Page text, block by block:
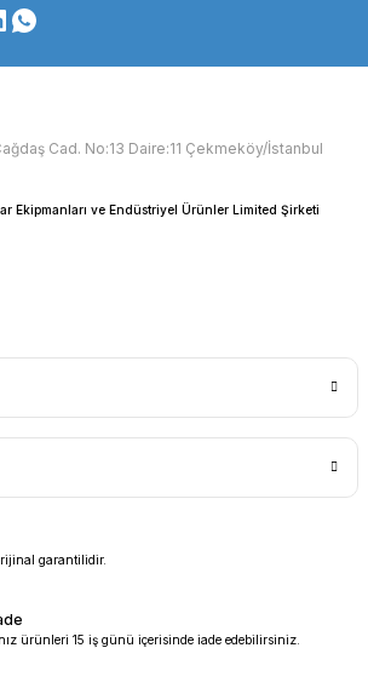
Cad. No:13 Daire:11 Çekmeköy/İstanbul
Ekipmanları ve Endüstriyel Ürünler Limited Şirketi
garantilidir.
ürünleri 15 iş günü içerisinde iade edebilirsiniz.